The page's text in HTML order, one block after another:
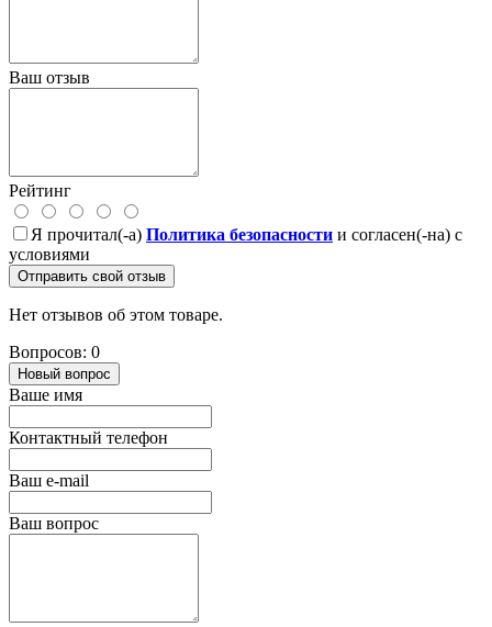
Ваш отзыв
Рейтинг
Я прочитал(-а) Политика безопасности и согласен(-на) с
условиями
Отправить свой отзыв
Нет отзывов об этом товаре.
Вопросов: 0
Новый вопрос
Ваше имя
Контактный телефон
Ваш e-mail
Ваш вопрос